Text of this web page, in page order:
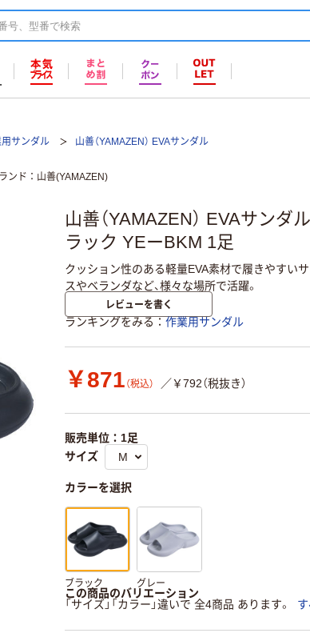
サンダル 山善（YAMAZEN） EVAサンダル
ンド 山善(YAMAZEN)
山善（YAMAZEN） EVAサン
ラック YEーBKM 1足
クッション性のある軽量EVA素材で履きやすい
スやベランダなど、様々な場所で活躍。
レビューを書く
ランキングをみる 作業用サンダル
￥871 （税込） ／￥792（税抜き）
販売単位：1足
サイズ
カラーを選択
ブラック グレー
この商品のバリエーション
「サイズ」「カラー」違いで 全4商品 あります。